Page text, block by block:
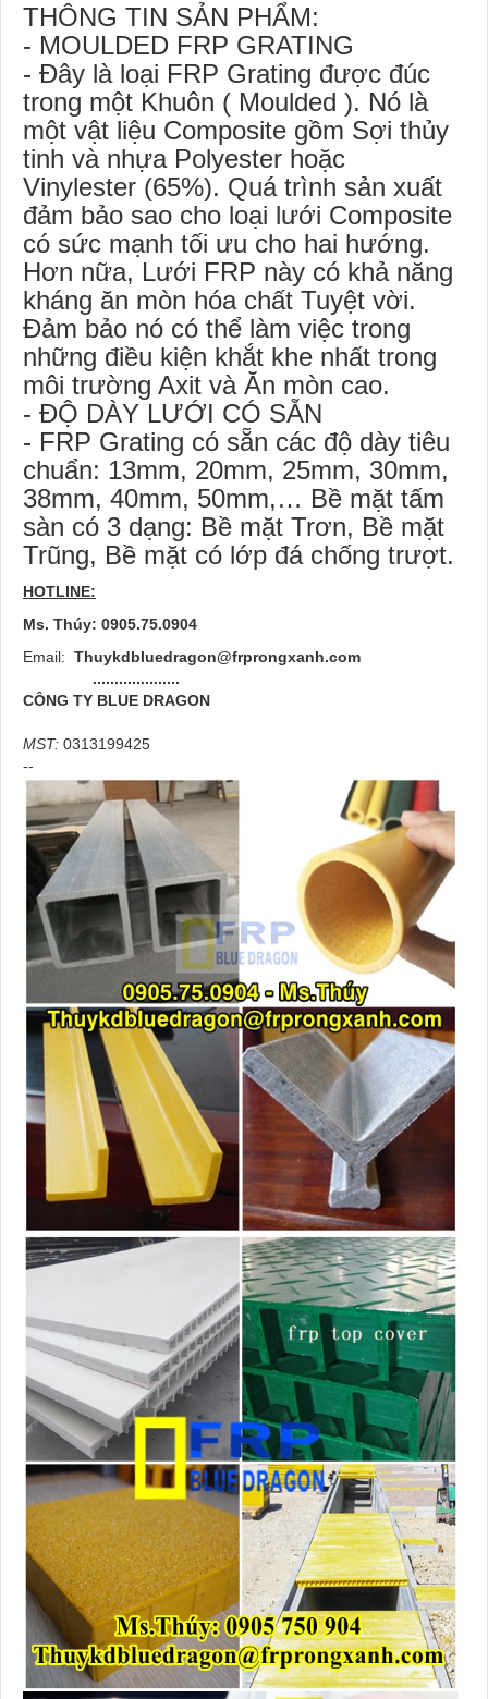
THÔNG TIN SẢN PHẨM:
- MOULDED FRP GRATING
- Đây là loại FRP Grating được đúc
trong một Khuôn ( Moulded ). Nó là
một vật liệu Composite gồm Sợi thủy
tinh và nhựa Polyester hoặc
Vinylester (65%). Quá trình sản xuất
đảm bảo sao cho loại lưới Composite
có sức mạnh tối ưu cho hai hướng.
Hơn nữa, Lưới FRP này có khả năng
kháng ăn mòn hóa chất Tuyệt vời.
Đảm bảo nó có thể làm việc trong
những điều kiện khắt khe nhất trong
môi trường Axit và Ăn mòn cao.
- ĐỘ DÀY LƯỚI CÓ SẴN
- FRP Grating có sẵn các độ dày tiêu
chuẩn: 13mm, 20mm, 25mm, 30mm,
38mm, 40mm, 50mm,… Bề mặt tấm
sàn có 3 dạng: Bề mặt Trơn, Bề mặt
Trũng, Bề mặt có lớp đá chống trượt.
HOTLINE:
Ms. Thúy: 0905.75.0904
Email: Thuykdbluedragon@frprongxanh.com
....................
CÔNG TY BLUE DRAGON
MST: 0313199425
--